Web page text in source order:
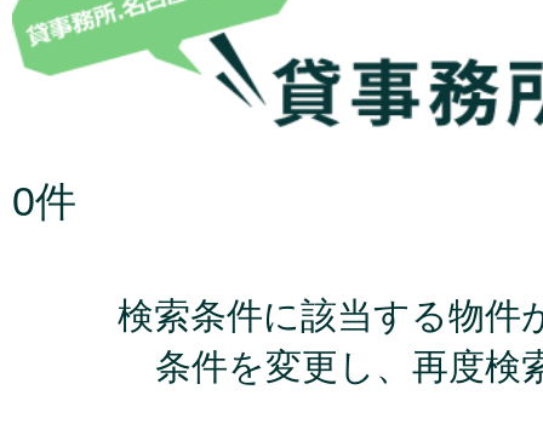
0件
検索条件に該当する物件
条件を変更し、再度検